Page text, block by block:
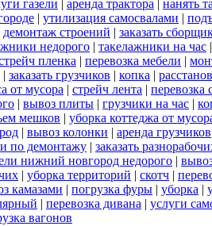
газели | аренда трактора | нанять
| утилизация самосвалами |
демонтаж строений | заказать
недорого | такелажники на час
пленка | перевозка мебели |
| заказать грузчиков | копка |
от мусора | стрейч лента | перевозка
| вывоз плиты | грузчики на час |
мешков | уборка коттеджа от
| вывоз колонки | аренда грузчиков
по демонтажу | заказать
нижний новгород недорого |
| уборка территорий | скотч |
камазами | погрузка фуры | уборка |
| перевозка дивана | услуги
вагонов